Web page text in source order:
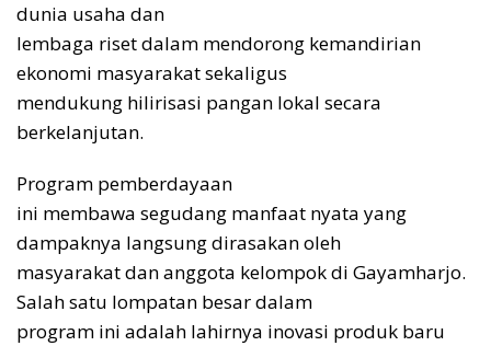
dunia usaha dan
lembaga riset dalam mendorong kemandirian
ekonomi masyarakat sekaligus
mendukung hilirisasi pangan lokal secara
berkelanjutan.
Program pemberdayaan
ini membawa segudang manfaat nyata yang
dampaknya langsung dirasakan oleh
masyarakat dan anggota kelompok di Gayamharjo.
Salah satu lompatan besar dalam
program ini adalah lahirnya inovasi produk baru